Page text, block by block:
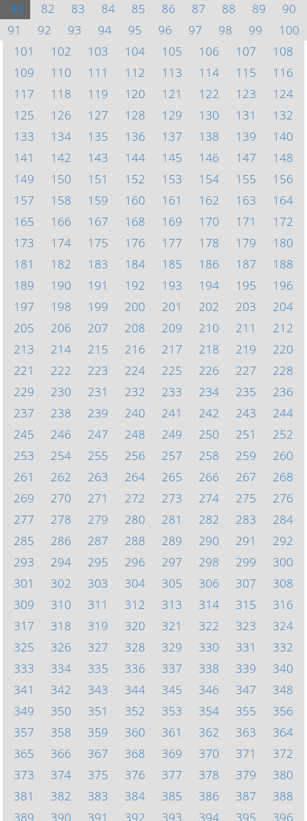
81
82 83 84 85 86 87 88 89
90
91
92 93 94 95 96 97 98 99
100
101
102 103 104 105 106 107
108
109
110 111 112 113 114 115
116
117
118 119 120 121 122 123
124
125
126 127 128 129 130 131
132
133
134 135 136 137 138 139
140
141
142 143 144 145 146 147
148
149
150 151 152 153 154 155
156
157
158 159 160 161 162 163
164
165
166 167 168 169 170 171
172
173
174 175 176 177 178 179
180
181
182 183 184 185 186 187
188
189
190 191 192 193 194 195
196
197
198 199 200 201 202 203
204
205
206 207 208 209 210 211
212
213
214 215 216 217 218 219
220
221
222 223 224 225 226 227
228
229
230 231 232 233 234 235
236
237
238 239 240 241 242 243
244
245
246 247 248 249 250 251
252
253
254 255 256 257 258 259
260
261
262 263 264 265 266 267
268
269
270 271 272 273 274 275
276
277
278 279 280 281 282 283
284
285
286 287 288 289 290 291
292
293
294 295 296 297 298 299
300
301
302 303 304 305 306 307
308
309
310 311 312 313 314 315
316
317
318 319 320 321 322 323
324
325
326 327 328 329 330 331
332
333
334 335 336 337 338 339
340
341
342 343 344 345 346 347
348
349
350 351 352 353 354 355
356
357
358 359 360 361 362 363
364
365
366 367 368 369 370 371
372
373
374 375 376 377 378 379
380
381
382 383 384 385 386 387
388
389
390 391 392 393 394 395 396